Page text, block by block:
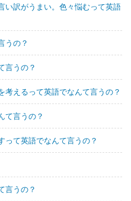
い訳がうまい。色々悩むって英語
うの？
言うの？
えるって英語でなんて言うの？
て言うの？
って英語でなんて言うの？
言うの？